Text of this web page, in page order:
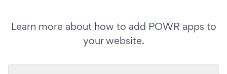
Learn more about how to add POWR apps to
your website.